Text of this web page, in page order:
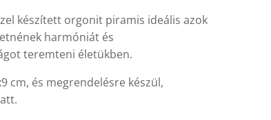
készített orgonit piramis ideális azok
harmóniát és
teremteni életükben.
cm, és megrendelésre készül,